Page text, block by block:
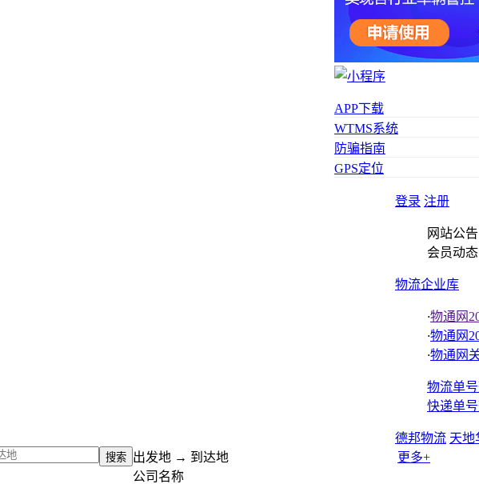
APP下载
WTMS系统
防骗指南
GPS定位
登录 注册
网站公告
会员动态
物流企业库
·物通网
·物通网
·物通网
物流单
快递单
德邦物流 天地
更多+
出发地 → 到达地
公司名称